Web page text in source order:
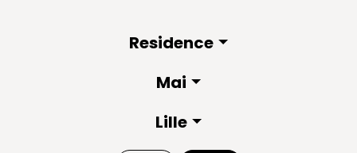
Residence
Mai
Lille